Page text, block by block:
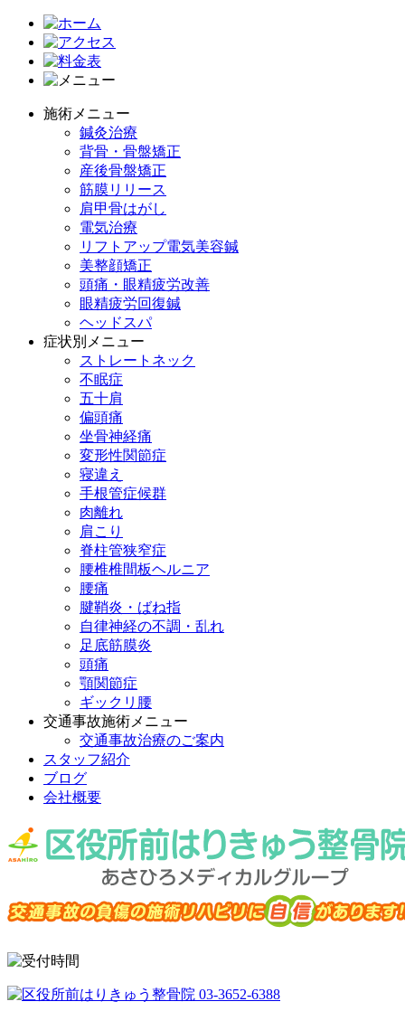
施術メニュー
鍼灸治療
背骨・骨盤矯正
産後骨盤矯正
筋膜リリース
肩甲骨はがし
電気治療
リフトアップ電気美容鍼
美整顔矯正
頭痛・眼精疲労改善
眼精疲労回復鍼
ヘッドスパ
症状別メニュー
ストレートネック
不眠症
五十肩
偏頭痛
坐骨神経痛
変形性関節症
寝違え
手根管症候群
肉離れ
肩こり
脊柱管狭窄症
腰椎椎間板ヘルニア
腰痛
腱鞘炎・ばね指
自律神経の不調・乱れ
足底筋膜炎
頭痛
顎関節症
ギックリ腰
交通事故施術メニュー
交通事故治療のご案内
スタッフ紹介
ブログ
会社概要